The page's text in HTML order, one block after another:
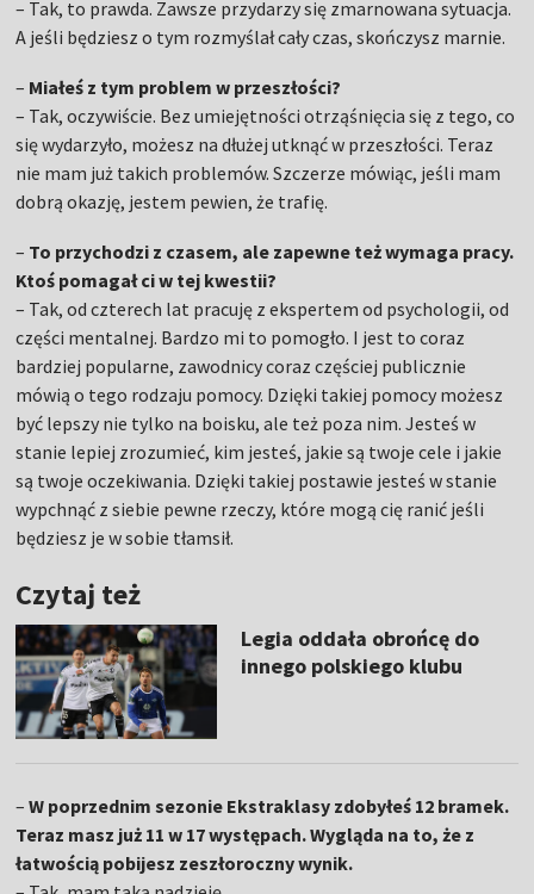
– Tak, to prawda. Zawsze przydarzy się zmarnowana sytuacja.
A jeśli będziesz o tym rozmyślał cały czas, skończysz marnie.
– Miałeś z tym problem w przeszłości?
– Tak, oczywiście. Bez umiejętności otrząśnięcia się z tego, co
się wydarzyło, możesz na dłużej utknąć w przeszłości. Teraz
nie mam już takich problemów. Szczerze mówiąc, jeśli mam
dobrą okazję, jestem pewien, że trafię.
– To przychodzi z czasem, ale zapewne też wymaga pracy.
Ktoś pomagał ci w tej kwestii?
– Tak, od czterech lat pracuję z ekspertem od psychologii, od
części mentalnej. Bardzo mi to pomogło. I jest to coraz
bardziej popularne, zawodnicy coraz częściej publicznie
mówią o tego rodzaju pomocy. Dzięki takiej pomocy możesz
być lepszy nie tylko na boisku, ale też poza nim. Jesteś w
stanie lepiej zrozumieć, kim jesteś, jakie są twoje cele i jakie
są twoje oczekiwania. Dzięki takiej postawie jesteś w stanie
wypchnąć z siebie pewne rzeczy, które mogą cię ranić jeśli
będziesz je w sobie tłamsił.
Czytaj też
Legia oddała obrońcę do
innego polskiego klubu
–W poprzednim sezonie Ekstraklasy zdobyłeś 12 bramek.
Teraz masz już 11 w 17 występach. Wygląda na to, że z
łatwością pobijesz zeszłoroczny wynik.